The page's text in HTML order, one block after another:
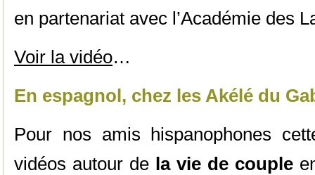
en partenariat avec l’Académie des
Voir la vidéo…
En espagnol, chez les Akélé du
Pour nos amis hispanophones
vidéos autour de la vie de couple